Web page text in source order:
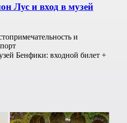
Лус и вход в музей
и
Бенфики: входной билет +